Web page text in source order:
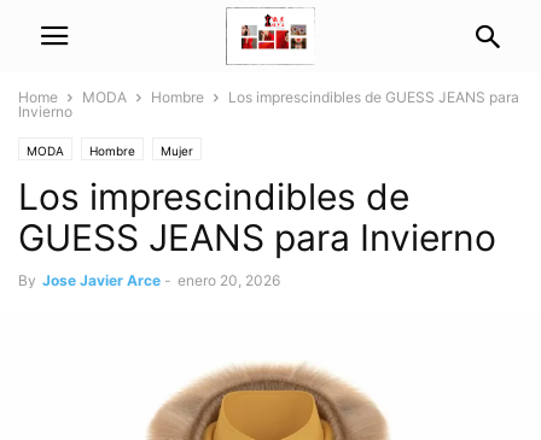
Home MODA Hombre
Los imprescindibles de GUESS JEANS para
Invierno
MODA Hombre Mujer
Los imprescindibles de
GUESS JEANS para Invierno
By Jose Javier Arce - enero 20, 2026